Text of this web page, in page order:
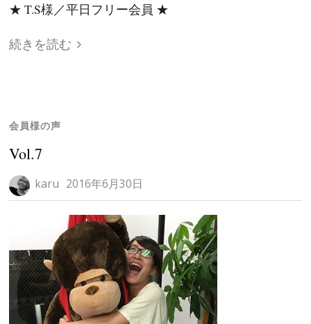
★ T.S様／平日フリー会員 ★
続きを読む
会員様の声
Vol.7
karu 2016年6月30日